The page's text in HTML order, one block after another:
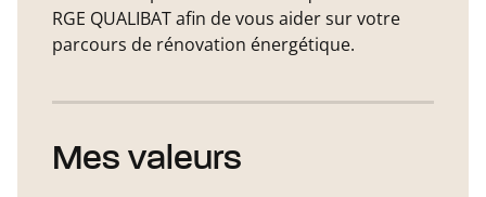
RGE QUALIBAT afin de vous aider sur votre
parcours de rénovation énergétique.
Mes valeurs